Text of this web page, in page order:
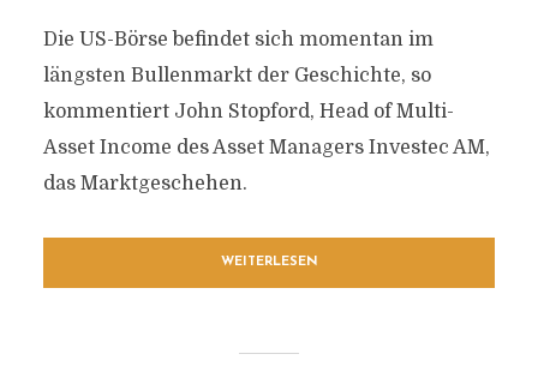
Die US-Börse befindet sich momentan im
längsten Bullenmarkt der Geschichte, so
kommentiert John Stopford, Head of Multi-
Asset Income des Asset Managers Investec AM,
das Marktgeschehen.
WEITERLESEN